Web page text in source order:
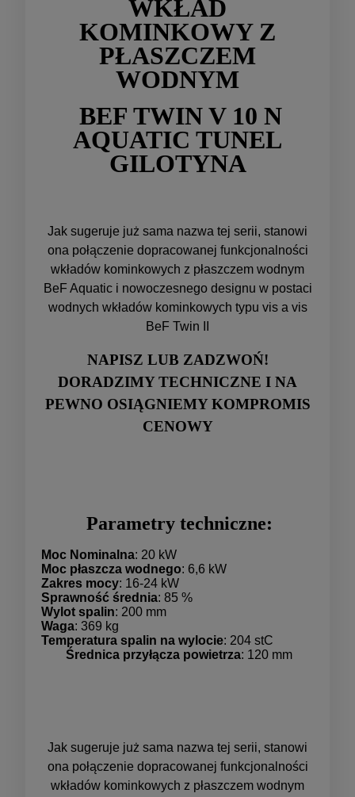
WKŁAD
KOMINKOWY Z
PŁASZCZEM
WODNYM
BEF TWIN V 10 N
AQUATIC TUNEL
GILOTYNA
Jak sugeruje już sama nazwa tej serii, stanowi
ona połączenie dopracowanej funkcjonalności
wkładów kominkowych z płaszczem wodnym
BeF Aquatic i nowoczesnego designu w postaci
wodnych wkładów kominkowych typu vis a vis
BeF Twin II
NAPISZ LUB ZADZWOŃ!
DORADZIMY TECHNICZNE I NA
PEWNO OSIĄGNIEMY KOMPROMIS
CENOWY
Parametry techniczne:
Moc Nominalna: 20 kW
Moc płaszcza wodnego: 6,6 kW
Zakres mocy: 16-24 kW
Sprawność średnia: 85 %
Wylot spalin: 200 mm
Waga: 369 kg
Temperatura spalin na wylocie: 204 stC
Średnica przyłącza powietrza: 120 mm
Jak sugeruje już sama nazwa tej serii, stanowi
ona połączenie dopracowanej funkcjonalności
wkładów kominkowych z płaszczem wodnym